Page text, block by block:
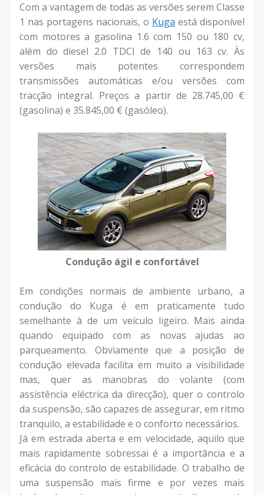
Com a vantagem de todas as versões serem Classe
1 nas portagens nacionais, o Kuga está disponível
com motores a gasolina 1.6 com 150 ou 180 cv,
além do diesel 2.0 TDCI de 140 ou 163 cv. Às
versões mais potentes correspondem
transmissões automáticas e/ou versões com
tracção integral. Preços a partir de 28.745,00 €
(gasolina) e 35.845,00 € (gasóleo).
Condução ágil e confortável
Em condições normais de ambiente urbano, a
condução do Kuga é em praticamente tudo
semelhante à de um veículo ligeiro. Mais ainda
quando equipado com as novas ajudas ao
parqueamento. Obviamente que a posição de
condução elevada facilita em muito a visibilidade
mas, quer as manobras do volante (com
assistência eléctrica da direcção), quer o controlo
da suspensão, são capazes de assegurar, em ritmo
tranquilo, a estabilidade e o conforto necessários.
Já em estrada aberta e em velocidade, aquilo que
mais rapidamente sobressai é a importância e a
eficácia do controlo de estabilidade. O trabalho de
uma suspensão mais firme e por vezes mais